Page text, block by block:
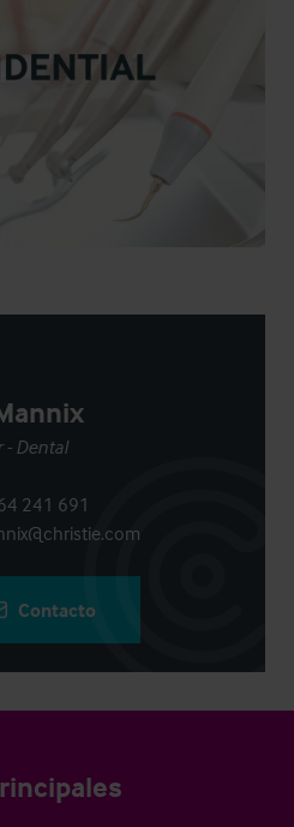
- Dental
241 691
Contacto